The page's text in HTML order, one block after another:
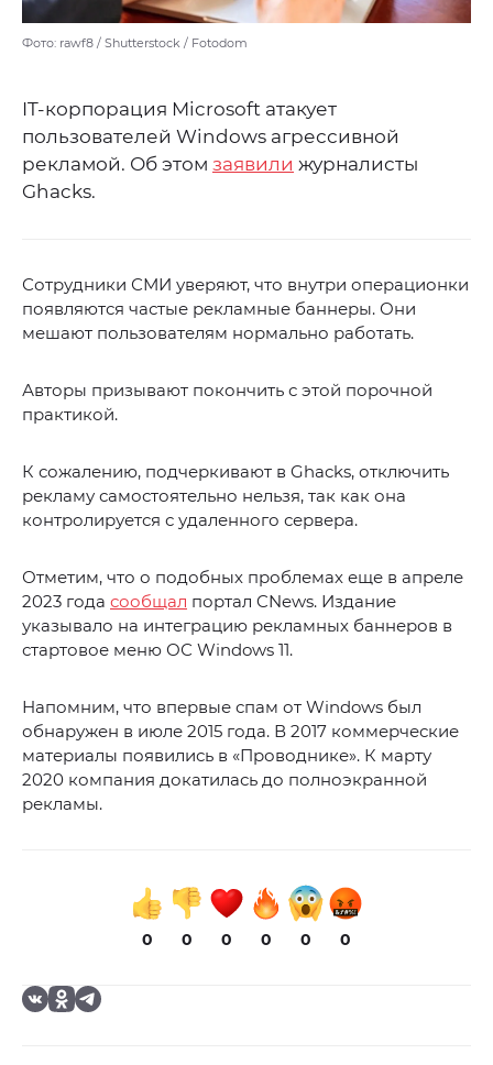
Фото: rawf8 / Shutterstock / Fotodom
IT-корпорация Microsoft атакует
пользователей Windows агрессивной
рекламой. Об этом заявили журналисты
Ghacks.
Сотрудники СМИ уверяют, что внутри операционки
появляются частые рекламные баннеры. Они
мешают пользователям нормально работать.
Авторы призывают покончить с этой порочной
практикой.
К сожалению, подчеркивают в Ghacks, отключить
рекламу самостоятельно нельзя, так как она
контролируется с удаленного сервера.
Отметим, что о подобных проблемах еще в апреле
2023 года сообщал портал CNews. Издание
указывало на интеграцию рекламных баннеров в
стартовое меню ОС Windows 11.
Напомним, что впервые спам от Windows был
обнаружен в июле 2015 года. В 2017 коммерческие
материалы появились в «Проводнике». К марту
2020 компания докатилась до полноэкранной
рекламы.
0 0 0 0 0 0